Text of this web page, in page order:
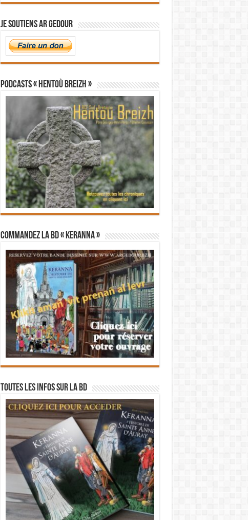
Je soutiens Ar Gedour
PODCASTS « Hentoù Breizh »
Commandez la BD « Keranna »
Toutes les infos sur la BD